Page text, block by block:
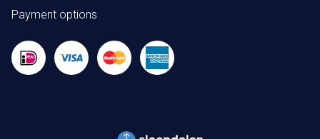
Payment options